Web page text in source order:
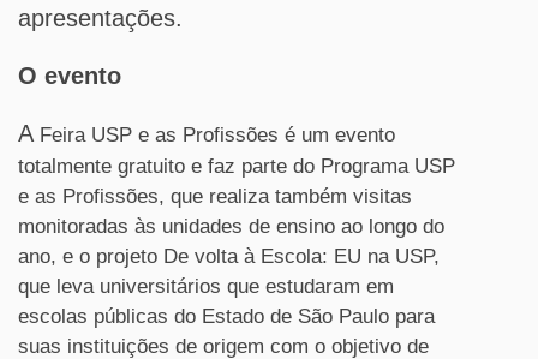
apresentações.
O evento
A Feira USP e as Profissões é um evento
totalmente gratuito e faz parte do Programa USP
e as Profissões, que realiza também visitas
monitoradas às unidades de ensino ao longo do
ano, e o projeto De volta à Escola: EU na USP,
que leva universitários que estudaram em
escolas públicas do Estado de São Paulo para
suas instituições de origem com o objetivo de